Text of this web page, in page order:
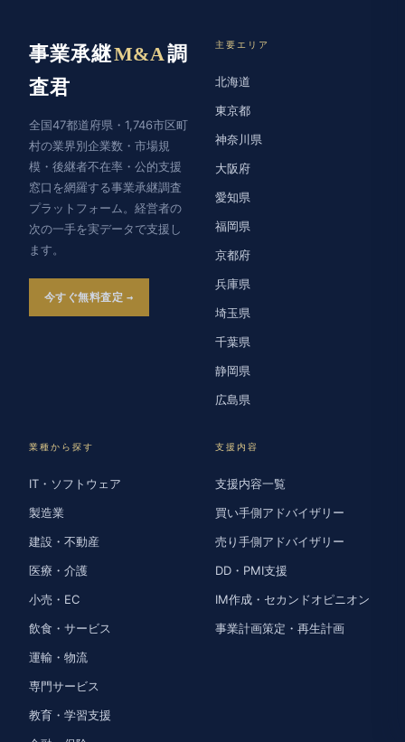
事業承継M&A調
査君
全国47都道府県・1,746市区町
村の業界別企業数・市場規
模・後継者不在率・公的支援
窓口を網羅する事業承継調査
プラットフォーム。経営者の
次の一手を実データで支援し
ます。
今すぐ無料査定
主要エリア
北海道
東京都
神奈川県
大阪府
愛知県
福岡県
京都府
兵庫県
埼玉県
千葉県
静岡県
広島県
業種から探す
IT・ソフトウェア
製造業
建設・不動産
医療・介護
小売・EC
飲食・サービス
運輸・物流
専門サービス
教育・学習支援
支援内容
支援内容一覧
買い手側アドバイザリー
売り手側アドバイザリー
DD・PMI支援
IM作成・セカンドオピニオン
事業計画策定・再生計画